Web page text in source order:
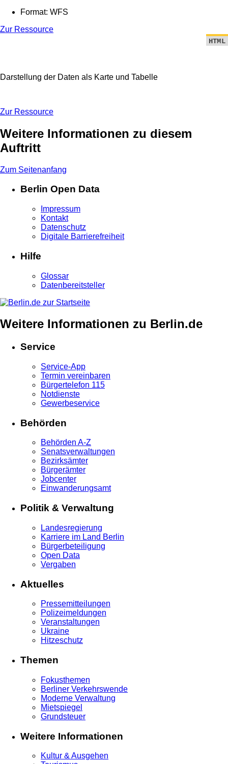
Format: WFS
Zur Ressource
HTML
Darstellung der Daten als Karte und Tabelle
Zur Ressource
Weitere Informationen zu diesem
Auftritt
Zum Seitenanfang
Berlin Open Data
Impressum
Kontakt
Datenschutz
Digitale Barrierefreiheit
Hilfe
Glossar
Datenbereitsteller
Weitere Informationen zu Berlin.de
Service
Service-App
Termin vereinbaren
Bürgertelefon 115
Notdienste
Gewerbeservice
Behörden
Behörden A-Z
Senatsverwaltungen
Bezirksämter
Bürgerämter
Jobcenter
Einwanderungsamt
Politik & Verwaltung
Landesregierung
Karriere im Land Berlin
Bürgerbeteiligung
Open Data
Vergaben
Aktuelles
Pressemitteilungen
Polizeimeldungen
Veranstaltungen
Ukraine
Hitzeschutz
Themen
Fokusthemen
Berliner Verkehrswende
Moderne Verwaltung
Mietspiegel
Grundsteuer
Weitere Informationen
Kultur & Ausgehen